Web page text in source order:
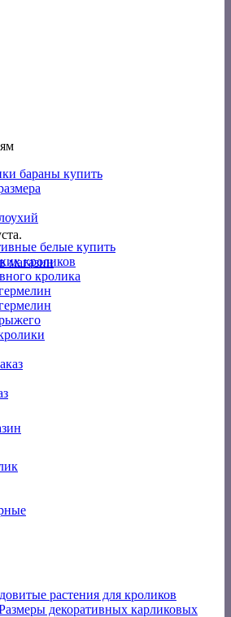
магазин
бараны купить
белые купить
кроликов
кролика
растения для кроликов
декоративных карликовых